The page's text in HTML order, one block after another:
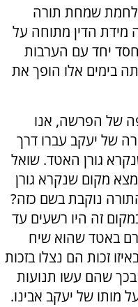
שמחת תורה
מידת הדין מתוחה על
יחד עם הערבות
בימים אלו הופך את
של הפרשה, אנו
של יעקב עברו דרך
גורן האטד. שואל
מקום שנקרא גורן
נוקבת בשם כזה?
זה היו רשעים עד
באטד שהוא שיח
זכות הם נצלו בזכות
שהם עשו תנועות
מותו של יעקב אבינו.